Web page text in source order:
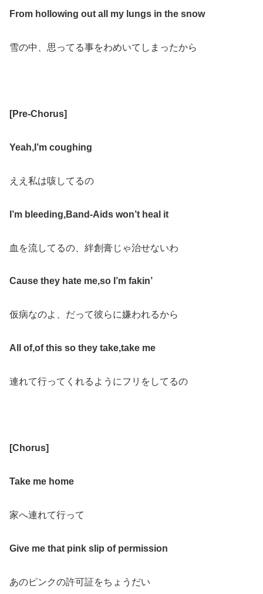
From hollowing out all my lungs in the snow
雪の中、思ってる事をわめいてしまったから
[Pre-Chorus]
Yeah, ’m coughing
ええ私は咳してるの
’m bleeding,Band-Aids won’t heal it
血を流してるの、絆創膏じゃ治せないわ
Cause they hate me,so I’m fakin’
仮病なのよ、だって彼らに嫌われるから
All of,of this so they take,take me
連れて行ってくれるようにフリをしてるの
[Chorus]
Take me home
家へ連れて行って
Give me that pink slip of permission
あのピンクの許可証をちょうだい